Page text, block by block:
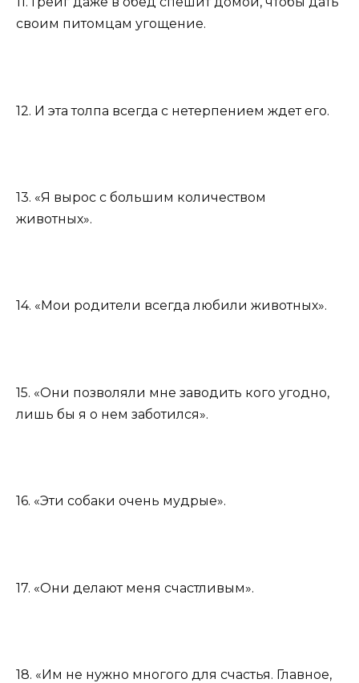
своим питомцам угощение.
12. И эта толпа всегда с нетерпением ждет его.
13. «Я вырос с большим количеством
животных».
14. «Мои родители всегда любили животных».
15. «Они позволяли мне заводить кого угодно,
лишь бы я о нем заботился».
16. «Эти собаки очень мудрые».
17. «Они делают меня счастливым».
18. «Им не нужно многого для счастья. Главное,